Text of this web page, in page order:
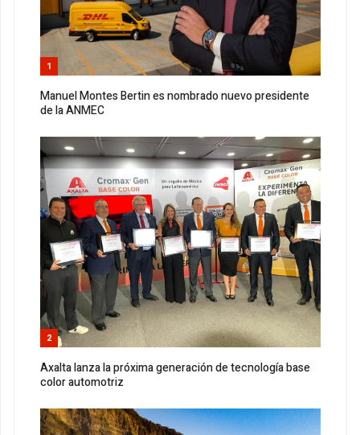
1
Manuel Montes Bertin es nombrado nuevo presidente
de la ANMEC
2
Axalta lanza la próxima generación de tecnología base
color automotriz